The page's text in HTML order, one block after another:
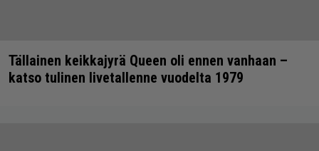
Tällainen keikkajyrä Queen oli ennen vanhaan –
katso tulinen livetallenne vuodelta 1979